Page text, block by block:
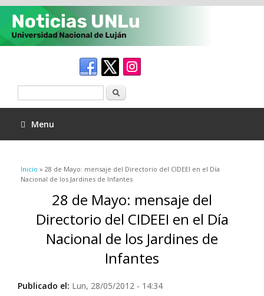
Menu
Se encuentra usted aquí
Inicio » 28 de Mayo: mensaje del Directorio del CIDEEI en el Día
Nacional de los Jardines de Infantes
28 de Mayo: mensaje del
Directorio del CIDEEI en el Día
Nacional de los Jardines de
Infantes
Publicado el: Lun, 28/05/2012 - 14:34